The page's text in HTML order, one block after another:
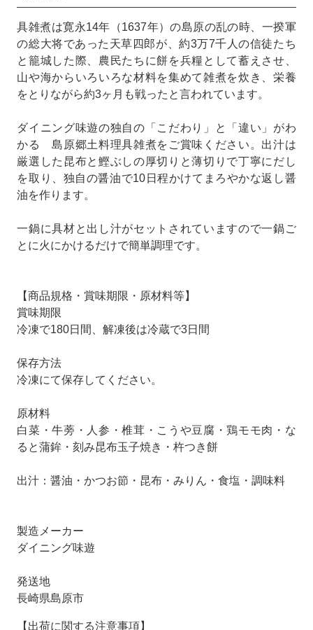
具雑煮は寛永14年（1637年）の島原の乱の時、一揆軍
の総大将であった天草四郎が、約3万7千人の信徒たち
と籠城した際、農民たちに餅を兵糧として蓄えさせ、
山や海からいろいろな材料を集めて雑煮を炊き、栄養
をとりながら約3ヶ月も戦ったと言われています。
ダイニング味遊の独自の「こだわり」と「違い」がわ
かる 島原郷土料理具雑煮をご賞味ください。出汁は
厳選した昆布と鰹ぶしの厚切りと薄切りで丁寧にだし
を取り、独自の醤油で10日程かけてまろやかな返し醤
油を作ります。
一鍋に具材と出し汁がセットされていますので一鍋ご
とに火にかけるだけで簡単調理です。
【商品規格・賞味期限・原材料等】
賞味期限
冷凍で180日間、解凍後は冷蔵で3日間
保存方法
冷凍にて保存してください。
原材料
白菜・牛蒡・人参・椎茸・こうや豆腐・鶏モモ肉・な
ると蒲鉾・刻み昆布玉子焼き・杵つき餅
出汁：醤油・かつお節・昆布・みりん・食塩・調味料
製造メーカー
ダイニング味遊
発送地
長崎県島原市
【出荷に関する注意事項】